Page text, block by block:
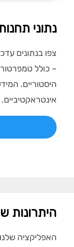
נתוני
צפו בנתונים
– כולל
היסטוריים.
אינטראקטיביים.
היתרונות
האפליקציה שלנו